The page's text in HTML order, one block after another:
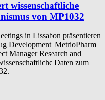
wissenschaftliche
von MP1032
in Lissabon präsentieren
Development, MetrioPharm
Manager Research and
Daten zum